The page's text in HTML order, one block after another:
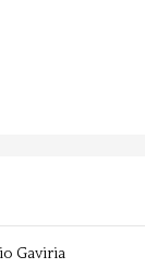
Gaviria